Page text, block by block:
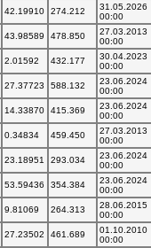
42.19910 274.212
31.05.2026
00:00
43.98589 478.850
27.03.2013
00:00
2.01592 432.177
30.04.2023
00:00
27.37723 588.132
23.06.2024
00:00
14.33870 415.369
23.06.2024
00:00
0.34834 459.450
27.03.2013
00:00
23.18951 293.034
23.06.2024
00:00
53.59436 354.384
23.06.2024
00:00
9.81069 264.313
28.06.2015
00:00
27.23502 461.689
01.10.2010
00:00